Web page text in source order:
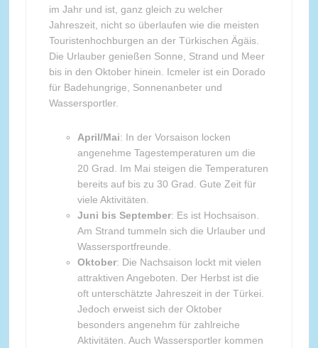
im Jahr und ist, ganz gleich zu welcher
Jahreszeit, nicht so überlaufen wie die meisten
Touristenhochburgen an der Türkischen Ägäis.
Die Urlauber genießen Sonne, Strand und Meer
bis in den Oktober hinein. Icmeler ist ein Dorado
für Badehungrige, Sonnenanbeter und
Wassersportler.
April/Mai: In der Vorsaison locken
angenehme Tagestemperaturen um die
20 Grad. Im Mai steigen die Temperaturen
bereits auf bis zu 30 Grad. Gute Zeit für
viele Aktivitäten.
Juni bis September: Es ist Hochsaison.
Am Strand tummeln sich die Urlauber und
Wassersportfreunde.
Oktober: Die Nachsaison lockt mit vielen
attraktiven Angeboten. Der Herbst ist die
oft unterschätzte Jahreszeit in der Türkei.
Jedoch erweist sich der Oktober
besonders angenehm für zahlreiche
Aktivitäten. Auch Wassersportler kommen